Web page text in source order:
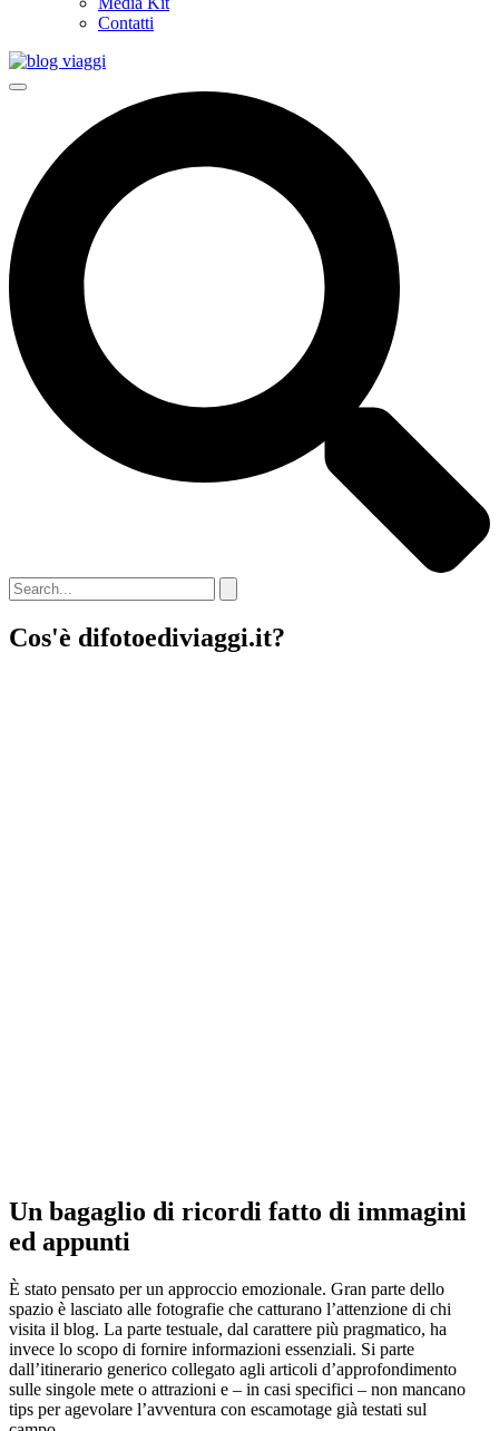
Contatti
Cos'è difotoediviaggi.it?
Un bagaglio di ricordi fatto di immagini
ed appunti
È stato pensato per un approccio emozionale. Gran parte dello
spazio è lasciato alle fotografie che catturano l’attenzione di chi
visita il blog. La parte testuale, dal carattere più pragmatico, ha
invece lo scopo di fornire informazioni essenziali. Si parte
dall’itinerario generico collegato agli articoli d’approfondimento
sulle singole mete o attrazioni e – in casi specifici – non mancano
tips per agevolare l’avventura con escamotage già testati sul